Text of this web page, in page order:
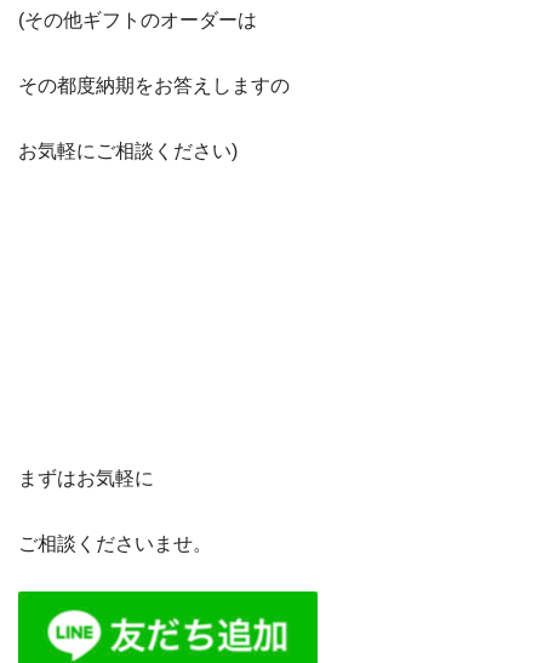
(その他ギフトのオーダーは
その都度納期をお答えしますの
お気軽にご相談ください)
まずはお気軽に
ご相談くださいませ。